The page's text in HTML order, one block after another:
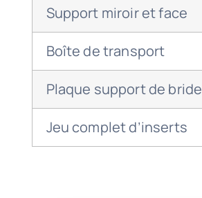
Support miroir et face
Boîte de transport
Plaque support de bride
Jeu complet d’inserts